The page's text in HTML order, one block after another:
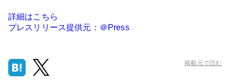
詳細はこちら
プレスリリース提供元：＠Press
掲載元で読む